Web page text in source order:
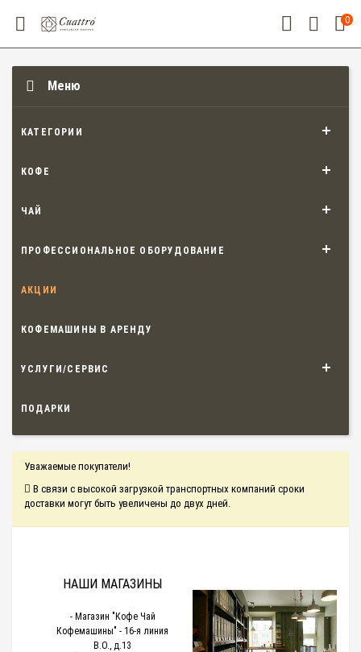
0
Меню
КАТЕГОРИИ
КОФЕ
ЧАЙ
ПРОФЕССИОНАЛЬНОЕ ОБОРУДОВАНИЕ
АКЦИИ
КОФЕМАШИНЫ В АРЕНДУ
УСЛУГИ/СЕРВИС
ПОДАРКИ
Уважаемые покупатели!
В связи с высокой загрузкой транспортных компаний сроки
доставки могут быть увеличены до двух дней.
НАШИ МАГАЗИНЫ
- Магазин "Кофе Чай
Кофемашины" - 16-я линия
В.О., д.13